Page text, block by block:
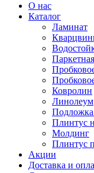
О нас
Каталог
Ламинат
Ковролин
Линолеум
Плинтус
Молдинг
Плинтус
Акции
Доставка и